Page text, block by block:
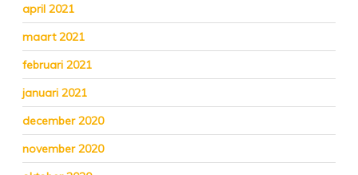
april 2021
maart 2021
februari 2021
januari 2021
december 2020
november 2020